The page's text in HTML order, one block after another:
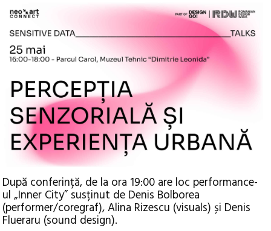
După conferință, de la ora 19:00 are loc performance-
ul „Inner City” susținut de Denis Bolborea
(performer/coregraf), Alina Rizescu (visuals) și Denis
Flueraru (sound design).